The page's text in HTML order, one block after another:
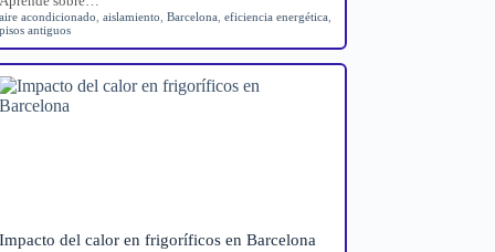
aire acondicionado ,aislamiento ,Barcelona ,eficiencia energética
pisos antiguos
Impacto del calor en frigoríficos en Barcelona